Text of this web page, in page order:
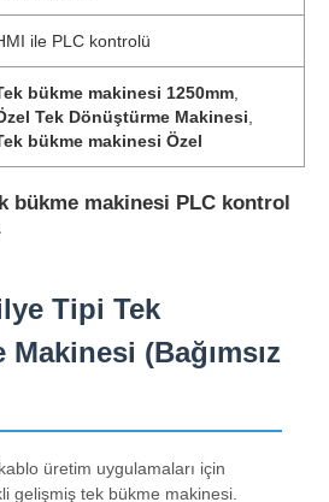
ile PLC kontrolü
bükme makinesi 1250mm
Tek Dönüştürme Makinesi
bükme makinesi Özel
bükme makinesi PLC kontrol
Tipi Tek
(Bağımsız
üretim uygulamaları için
gelişmiş tek bükme makinesi.